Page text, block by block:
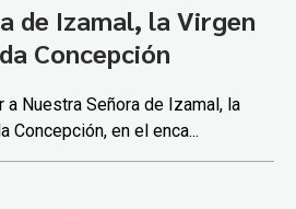
de Izamal, la Virgen
Concepción
a Nuestra Señora de Izamal, la
Concepción, en el enca...